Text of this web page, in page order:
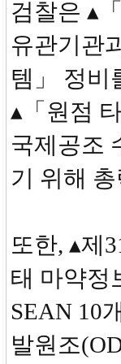
검찰은 ▴
유관기관
템」 정비
▴「원점
국제공조
기 위해
또한, ▴제
태 마약정
SEAN 10
발원조